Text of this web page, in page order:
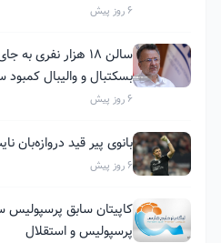
6 روز پیش
بسکتبال و والیبال کمبود
6 روز پیش
بانوی پیر قید دروازه‌بان
6 روز پیش
کاپیتان سابق
پرسپولیس و استقلال